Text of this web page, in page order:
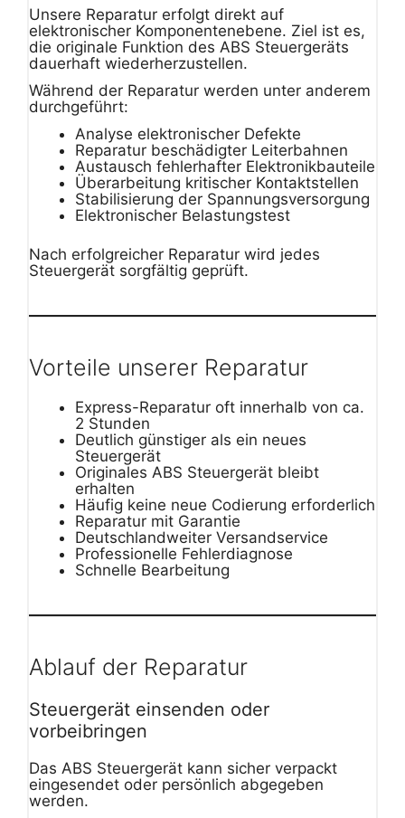
Unsere Reparatur erfolgt direkt auf
elektronischer Komponentenebene. Ziel ist es,
die originale Funktion des ABS Steuergeräts
dauerhaft wiederherzustellen.
Während der Reparatur werden unter anderem
durchgeführt:
Analyse elektronischer Defekte
Reparatur beschädigter Leiterbahnen
Austausch fehlerhafter Elektronikbauteile
Überarbeitung kritischer Kontaktstellen
Stabilisierung der Spannungsversorgung
Elektronischer Belastungstest
Nach erfolgreicher Reparatur wird jedes
Steuergerät sorgfältig geprüft.
Vorteile unserer Reparatur
Express-Reparatur oft innerhalb von ca.
2 Stunden
Deutlich günstiger als ein neues
Steuergerät
Originales ABS Steuergerät bleibt
erhalten
Häufig keine neue Codierung erforderlich
Reparatur mit Garantie
Deutschlandweiter Versandservice
Professionelle Fehlerdiagnose
Schnelle Bearbeitung
Ablauf der Reparatur
Steuergerät einsenden oder
vorbeibringen
Das ABS Steuergerät kann sicher verpackt
eingesendet oder persönlich abgegeben
werden.